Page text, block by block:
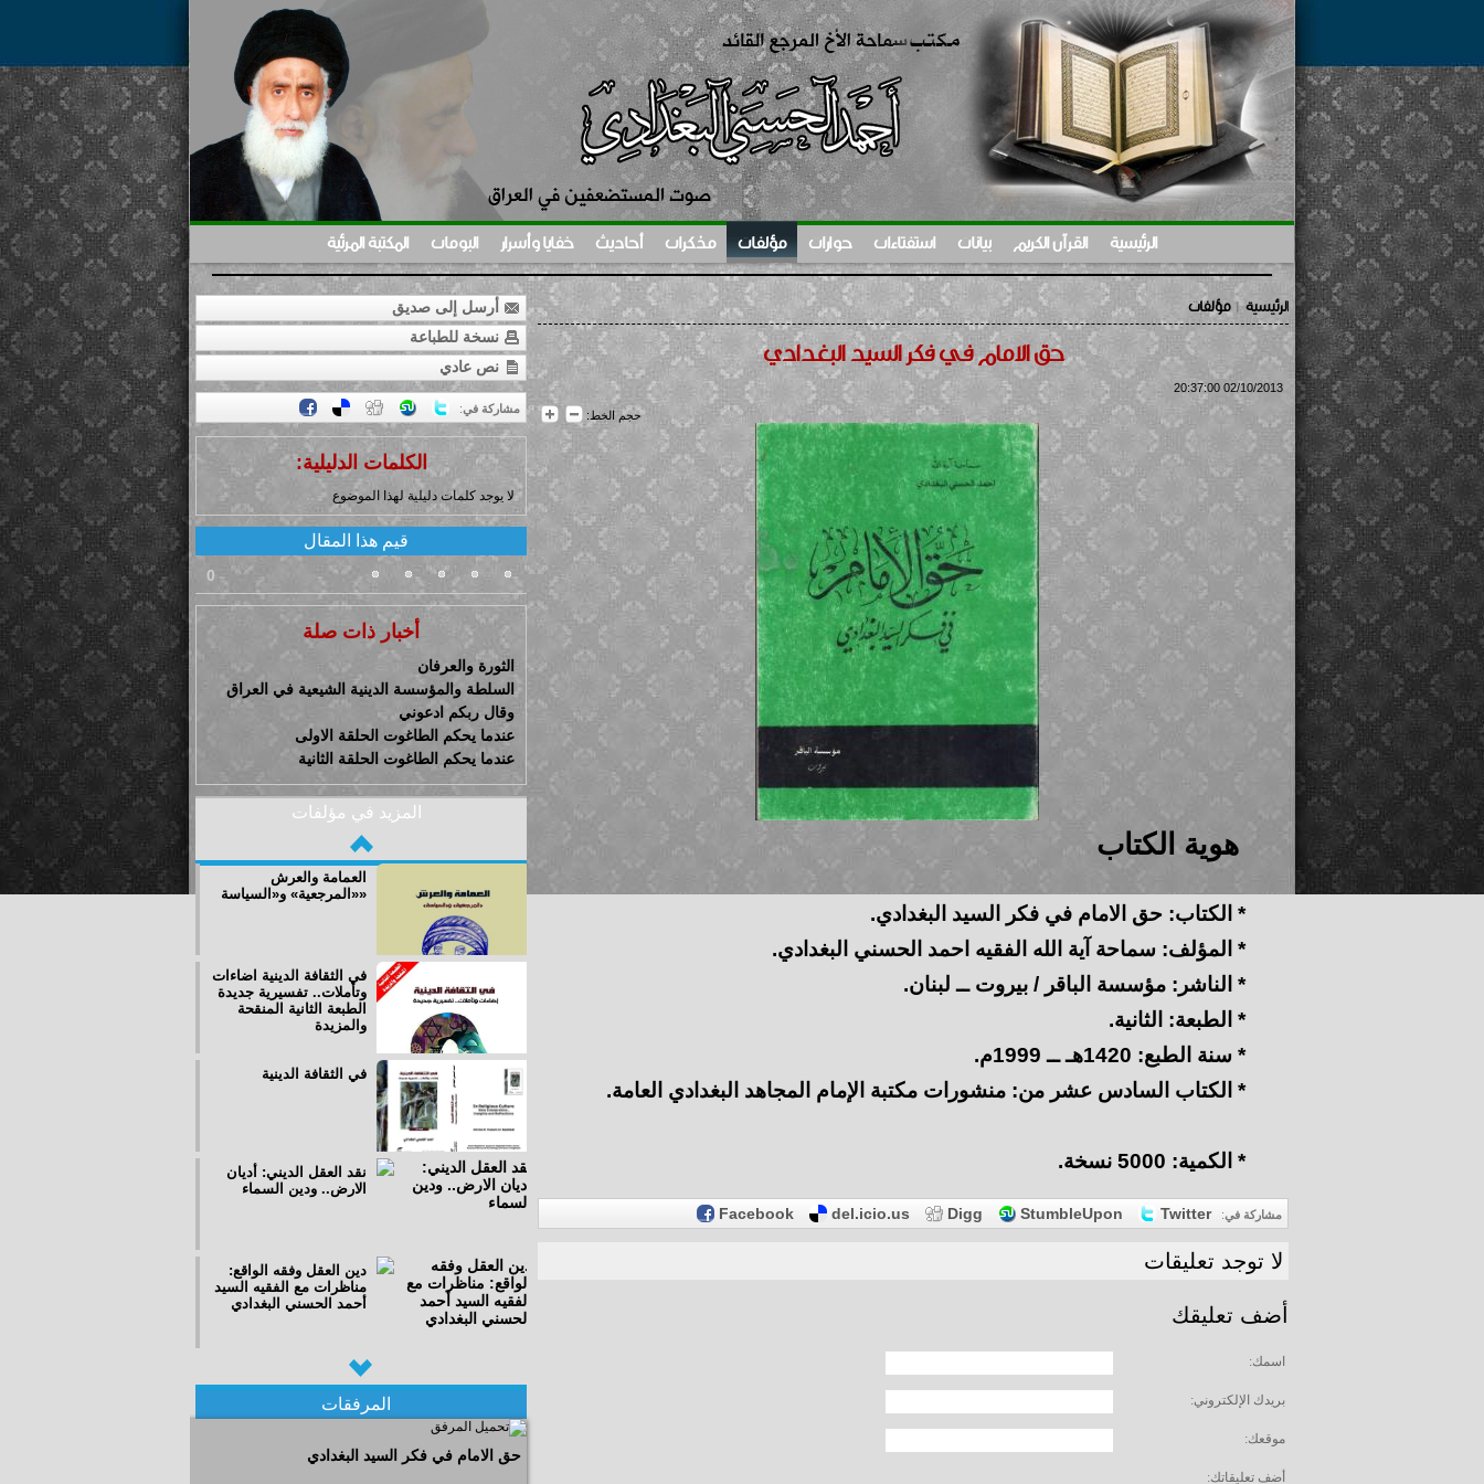
الرئيسية القرآن الكريم بيانات استفتاءات حوارات مؤلفات مذكرات أحاديث خفايا وأسرار البومات المكتبة المرئية
الرئيسية | مؤلفات
حق الامام في فكر السيد البغدادي
02/10/2013 20:37:00
حجم الخط:
هوية الكتاب
* الكتاب: حق الامام في فكر السيد البغدادي.
* المؤلف: سماحة آية الله الفقيه احمد الحسني البغدادي.
* الناشر: مؤسسة الباقر / بيروت ــ لبنان.
* الطبعة: الثانية.
* سنة الطبع: 1420هـ ــ 1999م.
* الكتاب السادس عشر من: منشورات مكتبة الإمام المجاهد البغدادي العامة.
* الكمية: 5000 نسخة.
Facebook del.icio.us Digg StumbleUpon Twitter :مشاركة في
لا توجد تعليقات
أضف تعليقك
اسمك:
بريدك الإلكتروني:
موقعك:
أضف تعليقاتك:
أرسل إلى صديق
نسخة للطباعة
نص عادي
:مشاركة في
الكلمات الدليلية:
لا يوجد كلمات دليلية لهذا الموضوع
قيم هذا المقال
0
أخبار ذات صلة
الثورة والعرفان
السلطة والمؤسسة الدينية الشيعية في العراق
وقال ربكم ادعوني
عندما يحكم الطاغوت الحلقة الاولى
عندما يحكم الطاغوت الحلقة الثانية
المزيد في مؤلفات
العمامة والعرش
«المرجعية» و«السياسة»
في الثقافة الدينية اضاءات
وتأملات.. تفسيرية جديدة
الطبعة الثانية المنقحة
والمزيدة
في الثقافة الدينية
نقد العقل الديني: أديان
الارض.. ودين السماء
دين العقل وفقه الواقع:
مناظرات مع الفقيه السيد
أحمد الحسني البغدادي
ايران والعراق اسرار
وقضايا
المرفقات
حق الامام في فكر السيد البغدادي